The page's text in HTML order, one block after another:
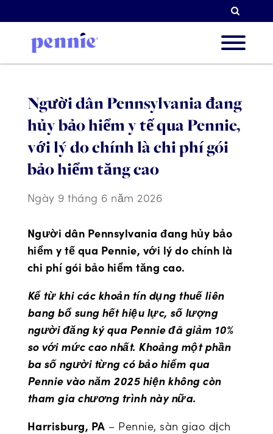
Ưu
Tài
Người dân Pennsylvania đang
hủy bảo hiểm y tế qua Pennie,
với lý do chính là chi phí gói
bảo hiểm tăng cao
Ngày 9 tháng 6 năm 2026
Người dân Pennsylvania đang hủy bảo
hiểm y tế qua Pennie, với lý do chính là
chi phí gói bảo hiểm tăng cao.
Kể từ khi các khoản tín dụng thuế liên
bang bổ sung hết hiệu lực, số lượng
người đăng ký qua Pennie đã giảm 10%
so với mức cao nhất. Khoảng một phần
ba số người từng có bảo hiểm qua
Pennie vào năm 2025 hiện không còn
tham gia chương trình này nữa.
Harrisburg, PA – Pennie, sàn giao dịch